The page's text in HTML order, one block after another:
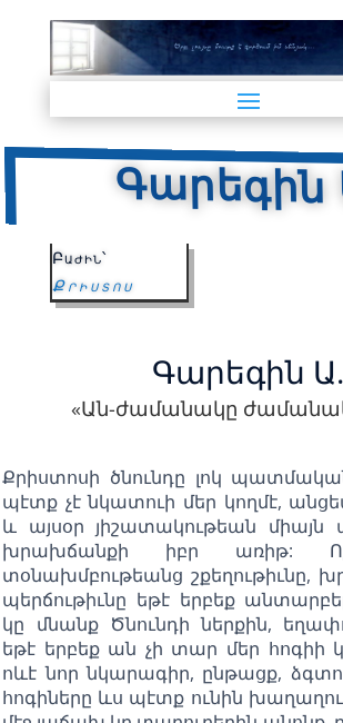
Գարեգին
Բաժին՝
Քրիստոս
Գարեգին Ա.
«Ան-ժամանակը
Քրիստոսի ծնունդը լոկ
պէտք չէ նկատուի մեր կողմէ,
և այսօր յիշատակութեան
խրախճանքի իբր առիթ:
տօնախմբութեանց շքեղութիւնը,
պերճութիւնը եթէ երբեք
կը մնանք Ծնունդի ներքին,
եթէ երբեք ան չի տար մեր հոգիի
ոևէ նոր նկարագիր, ընթացք,
հոգիները ևս պէտք ունին